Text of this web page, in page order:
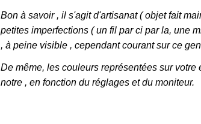
Bon à savoir , il s'agit d'artisanat ( objet fait
petites imperfections ( un fil par ci par la, une
, à peine visible , cependant courant sur ce
De même, les couleurs représentées sur votre
notre , en fonction du réglages et du moniteur.